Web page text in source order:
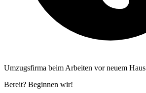
Umzugsfirma beim Arbeiten vor neuem Haus
Bereit? Beginnen wir!